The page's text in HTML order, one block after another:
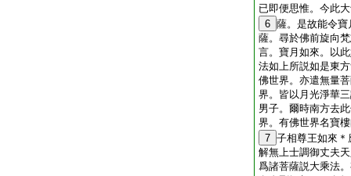
已即便思惟。今此
6 薩。是故能令
薩。尋於佛前旋向
言。寶月如來。以
法如上所説如是東
佛世界。亦遣無量
界。皆以月光淨華
男子。爾時南方去
界。有佛世界名寶
7 子相尊王如來
解無上士調御丈夫
爲諸菩薩説大乘法